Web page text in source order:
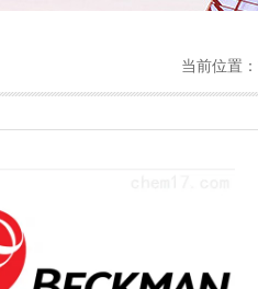
当前位置：